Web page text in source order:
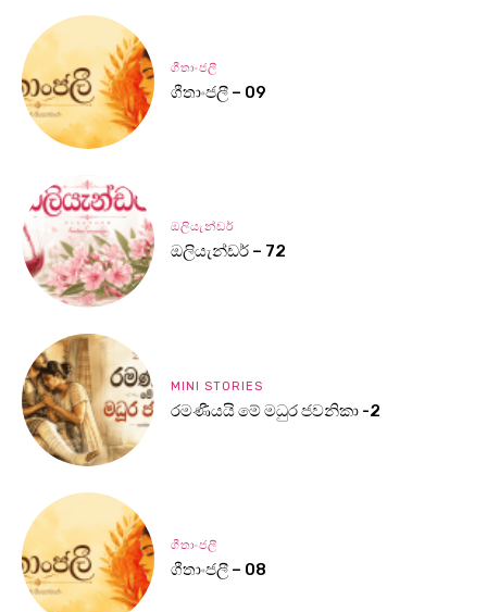
ගීතාංජලී
ගීතාංජලී – 09
ඔලියැන්ඩර්
ඔලියැන්ඩර් – 72
MINI STORIES
රමණීයයි මේ මධුර ජවනිකා -2
ගීතාංජලී
ගීතාංජලී – 08